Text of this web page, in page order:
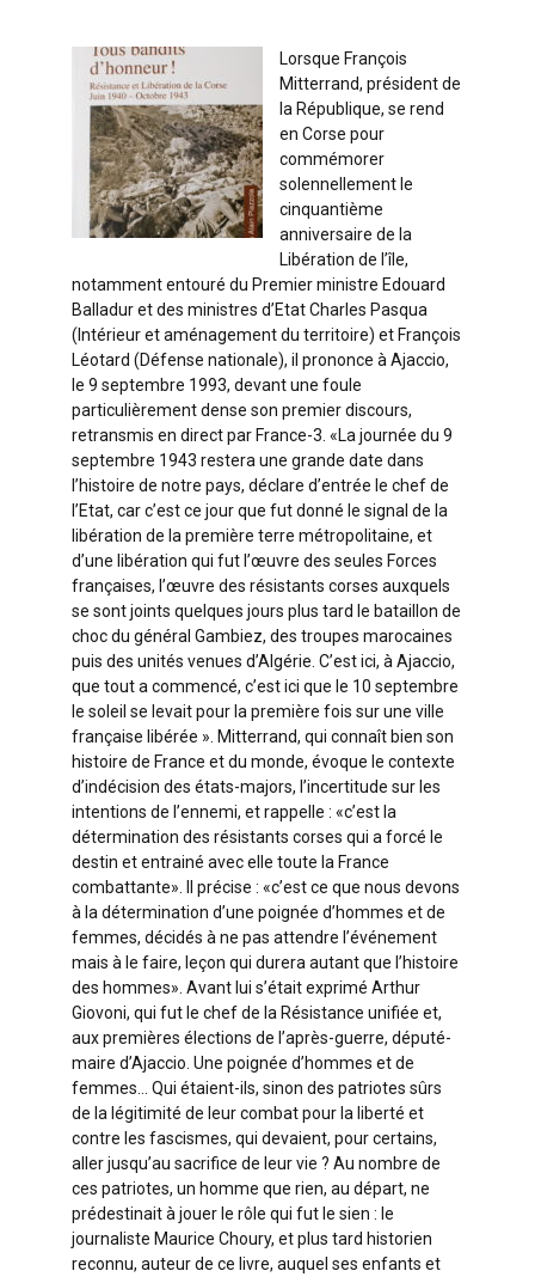
Lorsque François
Mitterrand, président de
la République, se rend
en Corse pour
commémorer
solennellement le
cinquantième
anniversaire de la
Libération de l’île,
notamment entouré du Premier ministre Edouard
Balladur et des ministres d’Etat Charles Pasqua
(Intérieur et aménagement du territoire) et François
Léotard (Défense nationale), il prononce à Ajaccio,
le 9 septembre 1993, devant une foule
particulièrement dense son premier discours,
retransmis en direct par France-3. «La journée du 9
septembre 1943 restera une grande date dans
l’histoire de notre pays, déclare d’entrée le chef de
l’Etat, car c’est ce jour que fut donné le signal de la
libération de la première terre métropolitaine, et
d’une libération qui fut l’œuvre des seules Forces
françaises, l’œuvre des résistants corses auxquels
se sont joints quelques jours plus tard le bataillon de
choc du général Gambiez, des troupes marocaines
puis des unités venues d’Algérie. C’est ici, à Ajaccio,
que tout a commencé, c’est ici que le 10 septembre
le soleil se levait pour la première fois sur une ville
française libérée ». Mitterrand, qui connaît bien son
histoire de France et du monde, évoque le contexte
d’indécision des états-majors, l’incertitude sur les
intentions de l’ennemi, et rappelle : «c’est la
détermination des résistants corses qui a forcé le
destin et entrainé avec elle toute la France
combattante». Il précise : «c’est ce que nous devons
à la détermination d’une poignée d’hommes et de
femmes, décidés à ne pas attendre l’événement
mais à le faire, leçon qui durera autant que l’histoire
des hommes». Avant lui s’était exprimé Arthur
Giovoni, qui fut le chef de la Résistance unifiée et,
aux premières élections de l’après-guerre, député-
maire d’Ajaccio. Une poignée d’hommes et de
femmes… Qui étaient-ils, sinon des patriotes sûrs
de la légitimité de leur combat pour la liberté et
contre les fascismes, qui devaient, pour certains,
aller jusqu’au sacrifice de leur vie ? Au nombre de
ces patriotes, un homme que rien, au départ, ne
prédestinait à jouer le rôle qui fut le sien : le
journaliste Maurice Choury, et plus tard historien
reconnu, auteur de ce livre, auquel ses enfants et